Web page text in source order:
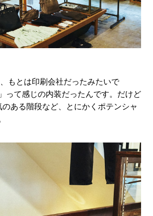
もとは印刷会社だったみたいで
って感じの内装だったんです。だけど
ある階段など、とにかくポテンシャ